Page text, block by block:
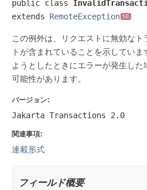
public class
extends RemoteException SE
この例外は、リクエストに無効な
トが含まれていることを示してい
ようとしたときにエラーが発生し
可能性があります。
バージョン:
Jakarta Transactions 2.0
関連事項:
連載形式
フィールド概要